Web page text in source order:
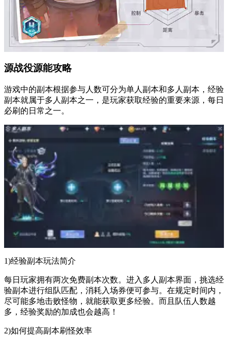
源战役源能攻略
游戏中的副本根据参与人数可分为单人副本和多人副本，经验
副本就属于多人副本之一，是玩家获取经验的重要来源，每日
必刷的日常之一。
1)经验副本玩法简介
每日玩家拥有两次免费副本次数。进入多人副本界面，挑选经
验副本进行组队匹配，消耗入场券便可参与。在规定时间内，
尽可能多地击败怪物，就能获取更多经验。而且队伍人数越
多，经验奖励的加成也会越高！
2)如何提高副本刷怪效率